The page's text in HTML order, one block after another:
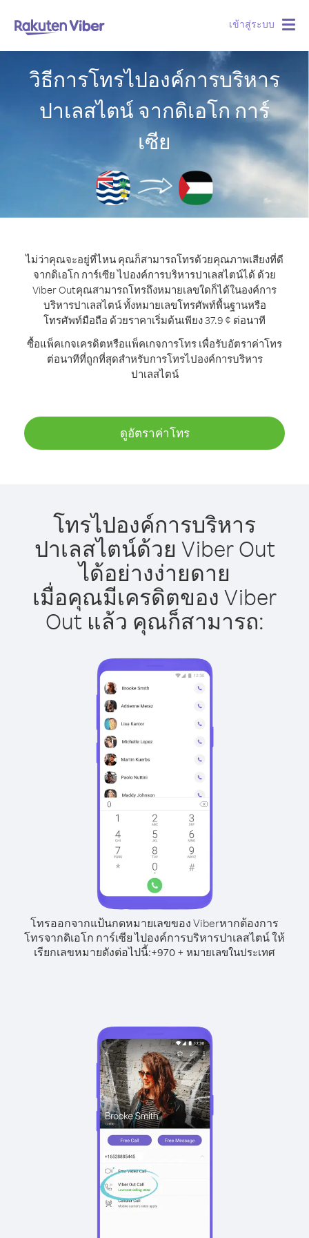
เข้าสู่ระบบ
วิธีการโทรไปองค์การบริหาร
ปาเลสไตน์ จากดิเอโก การ์
เซีย
ไม่ว่าคุณจะอยู่ที่ไหน คุณก็สามารถโทรด้วยคุณภาพเสียงที่ดี
จากดิเอโก การ์เซีย ไปองค์การบริหารปาเลสไตน์ได้ ด้วย
Viber Outคุณสามารถโทรถึงหมายเลขใดก็ได้ในองค์การ
บริหารปาเลสไตน์ ทั้งหมายเลขโทรศัพท์พื้นฐานหรือ
โทรศัพท์มือถือ ด้วยราคาเริ่มต้นเพียง 37.9 ¢ ต่อนาที
ซื้อแพ็คเกจเครดิตหรือแพ็คเกจการโทร เพื่อรับอัตราค่าโทร
ต่อนาทีที่ถูกที่สุดสำหรับการโทรไปองค์การบริหาร
ปาเลสไตน์
ดูอัตราค่าโทร
โทรไปองค์การบริหาร
ปาเลสไตน์ด้วย Viber Out
ได้อย่างง่ายดาย
เมื่อคุณมีเครดิตของ Viber
Out แล้ว คุณก็สามารถ:
โทรออกจากแป้นกดหมายเลขของ Viberหากต้องการ
โทรจากดิเอโก การ์เซีย ไปองค์การบริหารปาเลสไตน์ ให้
เรียกเลขหมายดังต่อไปนี้:+970 + หมายเลขในประเทศ